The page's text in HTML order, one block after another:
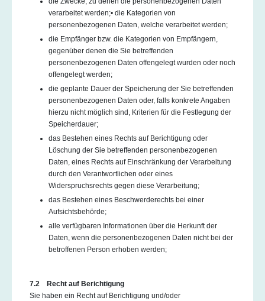
verarbeitet werden;• die Kategorien von
personenbezogenen Daten, welche verarbeitet werden;
die Empfänger bzw. die Kategorien von Empfängern,
gegenüber denen die Sie betreffenden
personenbezogenen Daten offengelegt wurden oder noch
offengelegt werden;
die geplante Dauer der Speicherung der Sie betreffenden
personenbezogenen Daten oder, falls konkrete Angaben
hierzu nicht möglich sind, Kriterien für die Festlegung der
Speicherdauer;
das Bestehen eines Rechts auf Berichtigung oder
Löschung der Sie betreffenden personenbezogenen
Daten, eines Rechts auf Einschränkung der Verarbeitung
durch den Verantwortlichen oder eines
Widerspruchsrechts gegen diese Verarbeitung;
das Bestehen eines Beschwerderechts bei einer
Aufsichtsbehörde;
alle verfügbaren Informationen über die Herkunft der
Daten, wenn die personenbezogenen Daten nicht bei der
betroffenen Person erhoben werden;
7.2 Recht auf Berichtigung
Sie haben ein Recht auf Berichtigung und/oder